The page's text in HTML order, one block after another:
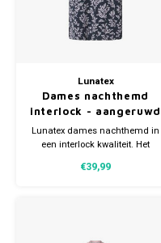
Lunatex
Dames nachthemd
interlock - aangeruwd
extra warm
Lunatex dames nachthemd in
een interlock kwaliteit. Het
aangeruwd. Gemaakt van 75%
€39,99